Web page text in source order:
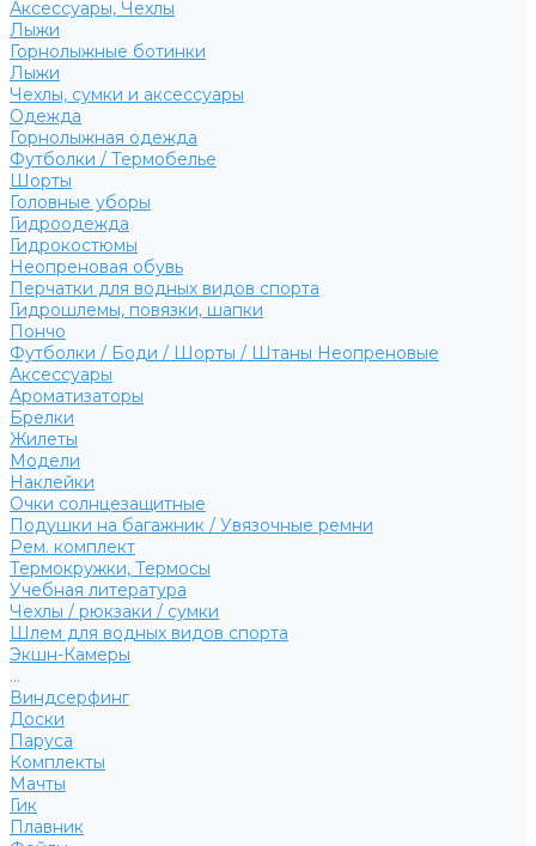
Аксессуары, Чехлы
Лыжи
Горнолыжные ботинки
Лыжи
Чехлы, сумки и аксессуары
Одежда
Горнолыжная одежда
Футболки / Термобелье
Шорты
Головные уборы
Гидроодежда
Гидрокостюмы
Неопреновая обувь
Перчатки для водных видов спорта
Гидрошлемы, повязки, шапки
Пончо
Футболки / Боди / Шорты / Штаны Неопреновые
Аксессуары
Ароматизаторы
Брелки
Жилеты
Модели
Наклейки
Очки солнцезащитные
Подушки на багажник / Увязочные ремни
Рем. комплект
Термокружки, Термосы
Учебная литература
Чехлы / рюкзаки / сумки
Шлем для водных видов спорта
Экшн-Камеры
...
Виндсерфинг
Доски
Паруса
Комплекты
Мачты
Гик
Плавник